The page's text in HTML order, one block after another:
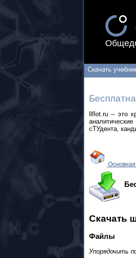
Скачать
llflot.ru – это
сТУдента,
Скачать
Файлы
Упорядочить